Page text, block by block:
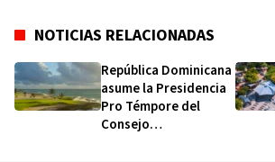
NOTICIAS RELACIONADAS
República Dominicana
asume la Presidencia
Pro Témpore del
Consejo